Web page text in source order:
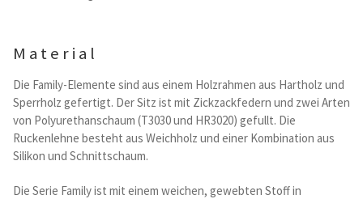
Summer Sale
Material
Die Family-Elemente sind aus einem Holzrahmen aus Hartholz und
Sperrholz gefertigt. Der Sitz ist mit Zickzackfedern und zwei Arten
von Polyurethanschaum (T3030 und HR3020) gefullt. Die
Ruckenlehne besteht aus Weichholz und einer Kombination aus
Silikon und Schnittschaum.
Die Serie Family ist mit einem weichen, gewebten Stoff in